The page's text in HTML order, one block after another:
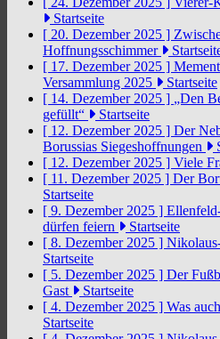
Startseite
[ 20. Dezember 2025 ]
Hoffnungsschimmer
[ 17. Dezember 2025 ]
Versammlung 2025
Startseite
[ 14. Dezember 2025 ] „Den
gefüllt“
Startseite
[ 12. Dezember 2025 ] Der
Borussias Siegeshoffnungen
[ 12. Dezember 2025 ] Viele
[ 11. Dezember 2025 ] Der
Startseite
[ 9. Dezember 2025 ]
dürfen feiern
Startseite
[ 8. Dezember 2025 ]
Startseite
[ 5. Dezember 2025 ] Der
Gast
Startseite
[ 4. Dezember 2025 ] Was
Startseite